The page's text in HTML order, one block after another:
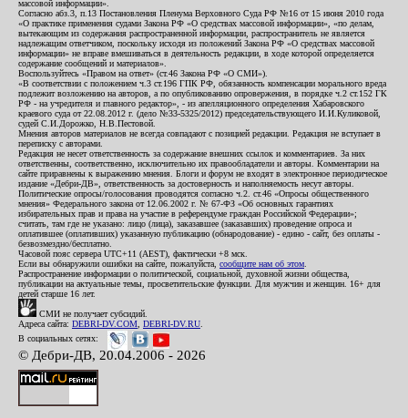
массовой информации».
Согласно абз.3, п.13 Постановления Пленума Верховного Суда РФ №16 от 15 июня 2010 года
«О практике применения судами Закона РФ «О средствах массовой информации», «по делам,
вытекающим из содержания распространенной информации, распространитель не является
надлежащим ответчиком, поскольку исходя из положений Закона РФ «О средствах массовой
информации» не вправе вмешиваться в деятельность редакции, в ходе которой определяется
содержание сообщений и материалов».
Воспользуйтесь «Правом на ответ» (ст.46 Закона РФ «О СМИ»).
«В соответствии с положением ч.3 ст.196 ГПК РФ, обязанность компенсации морального вреда
подлежит возложению на авторов, а по опубликованию опровержения, в порядке ч.2 ст.152 ГК
РФ - на учредителя и главного редактор», - из апелляционного определения Хабаровского
краевого суда от 22.08.2012 г. (дело №33-5325/2012) председательствующего И.И.Куликовой,
судей С.И.Дорожко, Н.В.Пестовой.
Мнения авторов материалов не всегда совпадают с позицией редакции. Редакция не вступает в
переписку с авторами.
Редакция не несет ответственность за содержание внешних ссылок и комментариев. За них
ответственны, соответственно, исключительно их правообладатели и авторы. Комментарии на
сайте приравнены к выражению мнения. Блоги и форум не входят в электронное периодическое
издание «Дебри-ДВ», ответственность за достоверность и наполняемость несут авторы.
Политические опросы/голосования проводятся согласно ч.2. ст.46 «Опросы общественного
мнения» Федерального закона от 12.06.2002 г. № 67-ФЗ «Об основных гарантиях
избирательных прав и права на участие в референдуме граждан Российской Федерации»;
считать, там где не указано: лицо (лица), заказавшее (заказавших) проведение опроса и
оплатившее (оплативших) указанную публикацию (обнародование) - едино - сайт, без оплаты -
безвозмездно/бесплатно.
Часовой пояс сервера UTC+11 (AEST), фактически +8 мск.
Если вы обнаружили ошибки на сайте, пожалуйста, сообщите нам об этом
Распространение информации о политической, социальной, духовной жизни общества,
публикации на актуальные темы, просветительские функции. Для мужчин и женщин. 16+ для
детей старше 16 лет.
СМИ не получает субсидий.
Адреса сайта: DEBRI-DV.COM DEBRI-DV.RU
В социальных сетях:
© Дебри-ДВ, 20.04.2006 - 2026